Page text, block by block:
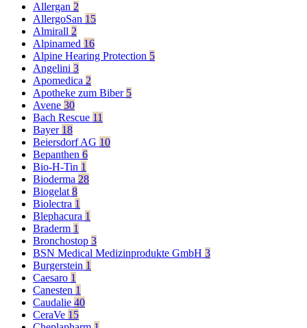
Allergan 2
AllergoSan 15
Almirall 2
Alpinamed 16
Alpine Hearing Protection 5
Angelini 3
Apomedica 2
Apotheke zum Biber 5
Avene 30
Bach Rescue 11
Bayer 18
Beiersdorf AG 10
Bepanthen 6
Bio-H-Tin 1
Bioderma 28
Biogelat 8
Biolectra 1
Blephacura 1
Braderm 1
Bronchostop 3
BSN Medical Medizinprodukte GmbH 3
Burgerstein 1
Caesaro 1
Canesten 1
Caudalie 40
CeraVe 15